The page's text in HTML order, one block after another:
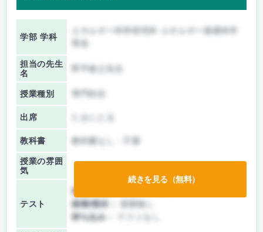
学部 学科
担当の先生
名
野平俊之先生
授業種別
出席
教科書 教科書なし・不要
授業の雰囲
気
テスト
前期/中間：
後期/期末：
授業無し
持ち込み：
続きを見る（無料）